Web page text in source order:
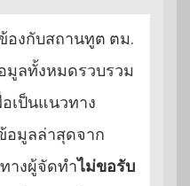
องกับสถานทูต ตม.
มูลทั้งหมดรวบรวม
เป็นแนวทาง
อมูลล่าสุดจาก
างผู้จัดทำไม่ขอรับ